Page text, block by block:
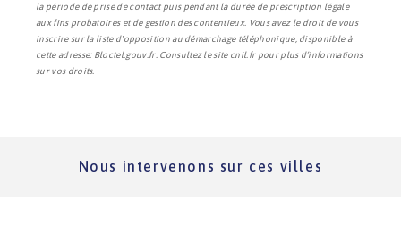
la période de prise de contact puis pendant la durée de prescription légale
aux fins probatoires et de gestion des contentieux. Vous avez le droit de vous
inscrire sur la liste d'opposition au démarchage téléphonique, disponible à
cette adresse: Bloctel.gouv.fr. Consultez le site cnil.fr pour plus d’informations
sur vos droits.
Nous intervenons sur ces villes